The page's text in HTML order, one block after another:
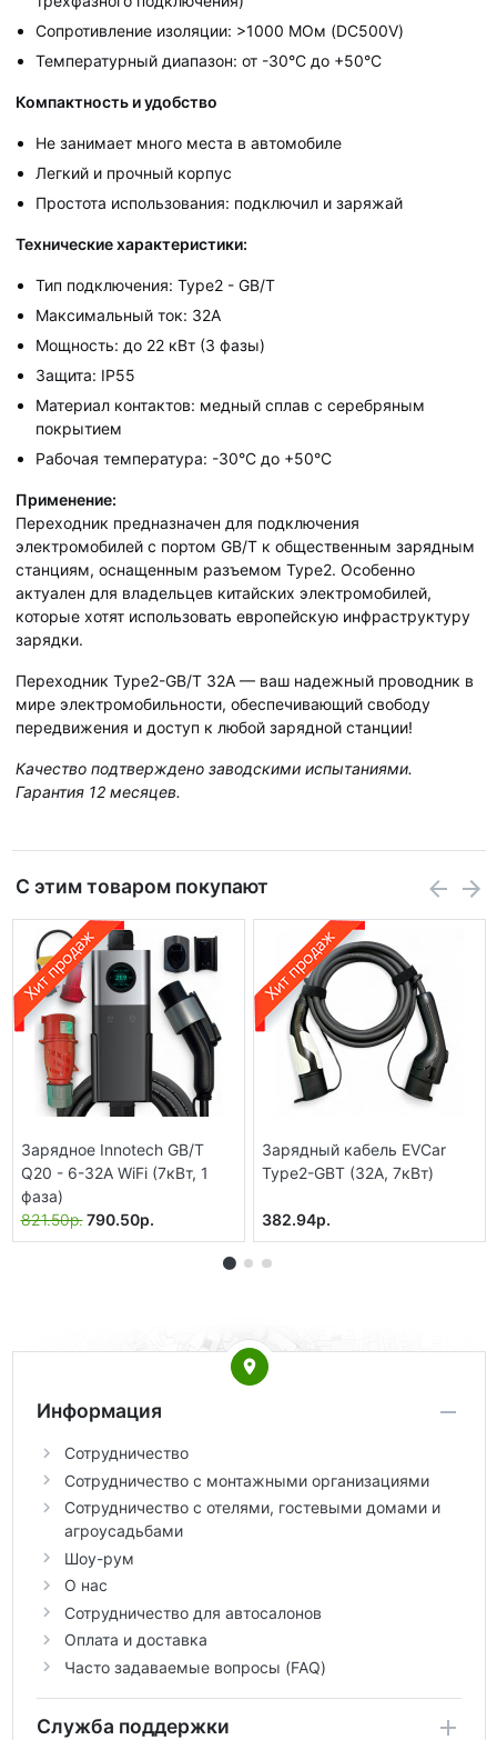
Сопротивление изоляции: >1000 МОм (DC500V)
Температурный диапазон: от -30°C до +50°C
Компактность и удобство
Не занимает много места в автомобиле
Легкий и прочный корпус
Простота использования: подключил и заряжай
Технические характеристики:
Тип подключения: Type2 - GB/T
Максимальный ток: 32А
Мощность: до 22 кВт (3 фазы)
Защита: IP55
Материал контактов: медный сплав с серебряным
покрытием
Рабочая температура: -30°C до +50°C
Применение:
Переходник предназначен для подключения
электромобилей с портом GB/T к общественным зарядным
станциям, оснащенным разъемом Type2. Особенно
актуален для владельцев китайских электромобилей,
которые хотят использовать европейскую инфраструктуру
зарядки.
Переходник Type2-GB/T 32A — ваш надежный проводник в
мире электромобильности, обеспечивающий свободу
передвижения и доступ к любой зарядной станции!
Качество подтверждено заводскими испытаниями.
Гарантия 12 месяцев.
С этим товаром покупают
Зарядное Innotech GB/T
Q20 - 6-32A WiFi (7кВт, 1
фаза)
821.50р. 790.50р.
Зарядный кабель EVCar
Type2-GBT (32A, 7кВт)
382.94р.
Информация
Сотрудничество
Сотрудничество с монтажными организациями
Сотрудничество с отелями, гостевыми домами и
агроусадьбами
Шоу-рум
О нас
Сотрудничество для автосалонов
Оплата и доставка
Часто задаваемые вопросы (FAQ)
Служба поддержки